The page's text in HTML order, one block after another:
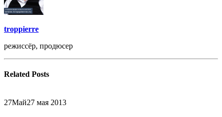
troppierre
режиссёр, продюсер
Related Posts
27Май27 мая 2013